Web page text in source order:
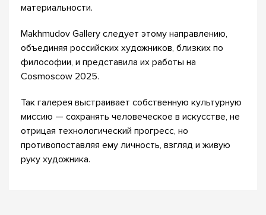
материальности.
Makhmudov Gallery следует этому направлению,
объединяя российских художников, близких по
философии, и представила их работы на
Cosmoscow 2025.
Так галерея выстраивает собственную культурную
миссию — сохранять человеческое в искусстве, не
отрицая технологический прогресс, но
противопоставляя ему личность, взгляд и живую
руку художника.